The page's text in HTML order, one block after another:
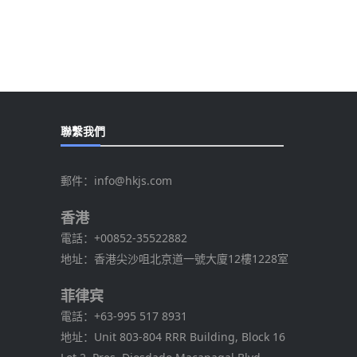
聯繫我們
郵件： info@hkjs.com
香港
電話： +00852-35522882
地址：香港尖沙咀北京道一號大廈12樓1228室
菲律宾
電話： +63-995 517 8931
地址：Unit 803-804 RRR Building, Block 16